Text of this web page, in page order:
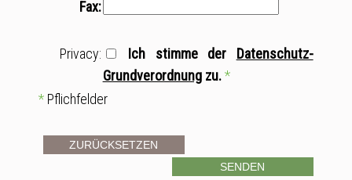
Fax:
Privacy: Ich stimme der Datenschutz-
Grundverordnungzu.*
*Pflichfelder